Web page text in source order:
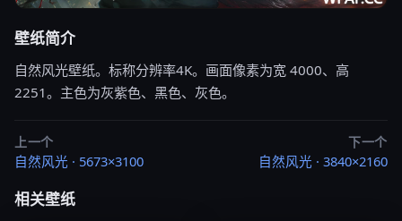
壁纸简介
自然风光壁纸。标称分辨率4K。画面像素为宽 4000、高
2251。主色为灰紫色、黑色、灰色。
上一个
自然风光 · 5673×3100
下一个
自然风光 · 3840×2160
相关壁纸